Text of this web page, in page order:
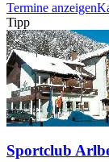
Termine anzeigen
Tipp
Sportclub